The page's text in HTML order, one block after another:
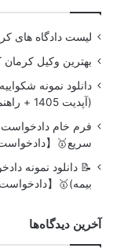
لیست دادگاه های
بهترین وکیل
دانلود نمونه
(آپدیت 1405 + راهنمای پزشکی قانونی)
فرم خام
سریع🥇【دادخواست
📝 دانلود نمونه
بیمه)🥇【دادخواست
آخرین دیدگاه‌ها